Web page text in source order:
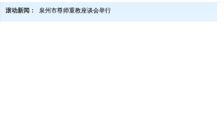
滚动新闻： 泉州市尊师重教座谈会举行